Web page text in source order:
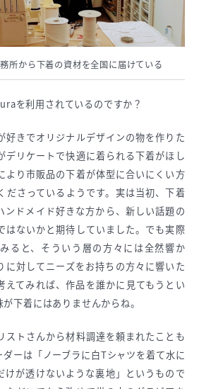
所から下着の資材を全国に届けている
を利用されているのですか？
好きでオリジナルデザインの物を作りた
デリケートで快適に着られる下着がほし
より市販品の下着が体型に合いにくい方
ださっているようです。実は当初、下着
ンドメイド好きな方から、新しい話題の
はないかと期待していました。でも実際
ると、そういう層の方々には全然響か
に対してニーズをお持ちの方々に響いた
えてみれば、作品を誰かに見てもうとい
下着にはありませんからね。
ストさんから材料調達を頼まれたことも
ーは「ノーブラに白Tシャツを着て水に
けが透けないような裏地」というもので